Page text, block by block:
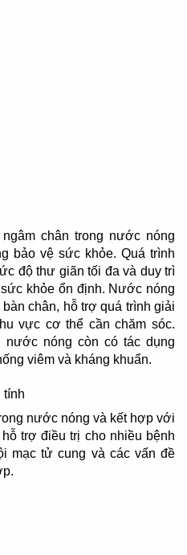
chân trong nước nóng
bảo vệ sức khỏe. Quá trình
độ thư giãn tối đa và duy trì
khỏe ổn định. Nước nóng
chân, hỗ trợ quá trình giải
vực cơ thể cần chăm sóc.
nước nóng còn có tác dụng
viêm và kháng khuẩn.
tính
nước nóng và kết hợp với
trợ điều trị cho nhiều bệnh
mạc tử cung và các vấn đề